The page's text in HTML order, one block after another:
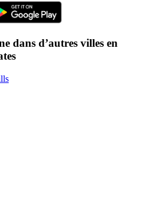
dans d’autres villes en